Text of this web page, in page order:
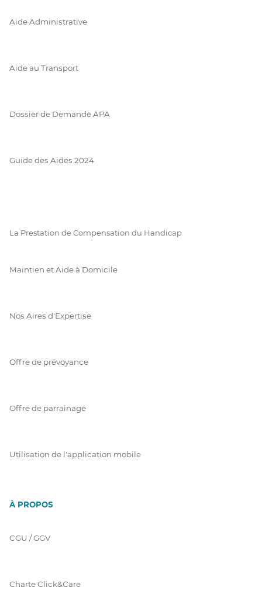
Aide Administrative
Aide au Transport
Dossier de Demande APA
Guide des Aides 2024
La Prestation de Compensation du Handicap
Maintien et Aide à Domicile
Nos Aires d'Expertise
Offre de prévoyance
Offre de parrainage
Utilisation de l'application mobile
À PROPOS
CGU / GGV
Charte Click&Care